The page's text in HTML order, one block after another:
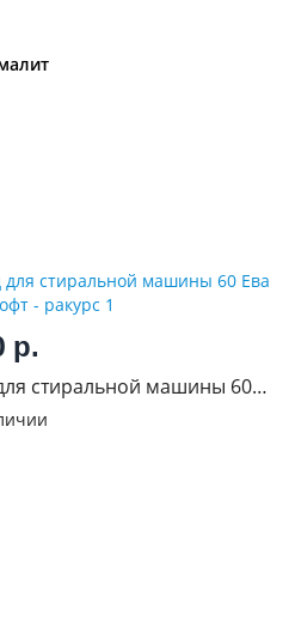
р.
стиральной машины 60
софт